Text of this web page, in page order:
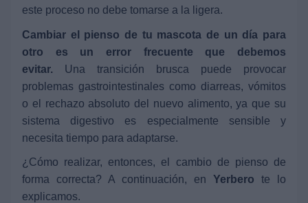
este proceso no debe tomarse a la ligera.
Cambiar el pienso de tu mascota de un día para
otro es un error frecuente que debemos
evitar. Una transición brusca puede provocar
problemas gastrointestinales como diarreas, vómitos
o el rechazo absoluto del nuevo alimento, ya que su
sistema digestivo es especialmente sensible y
necesita tiempo para adaptarse.
¿Cómo realizar, entonces, el cambio de pienso de
forma correcta? A continuación, en Yerbero te lo
explicamos.